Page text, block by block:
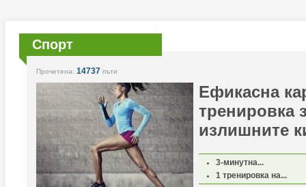
Спорт
Прочетена: 14737 пъти
Ефикасна
тренировка
излишните
3-минутна...
1 тренировка на...